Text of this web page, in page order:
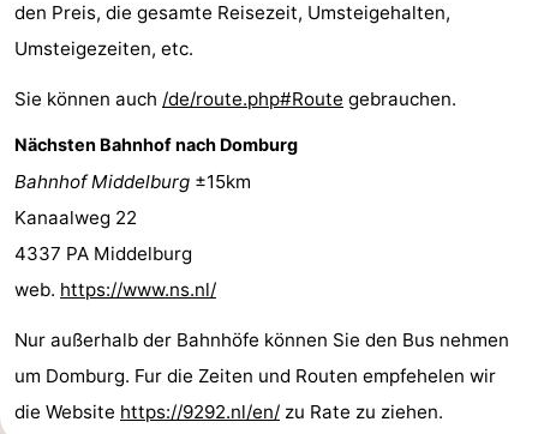
-
Buitenhof
Domburg
-
Hof
Domburg
-
Westhove
Hotels
Zimmer
Frühstück)
Strand
den Preis, die gesamte Reisezeit, Umsteigehalten,
Umsteigezeiten, etc.
Sie können auch /de/route.php#Route gebrauchen.
Nächsten Bahnhof nach Domburg
Bahnhof Middelburg ±15km
Kanaalweg 22
4337 PA Middelburg
web. https://www.ns.nl/
Nur außerhalb der Bahnhöfe können Sie den Bus nehmen
um Domburg. Fur die Zeiten und Routen empfehelen wir
die Website https://9292.nl/en/ zu Rate zu ziehen.